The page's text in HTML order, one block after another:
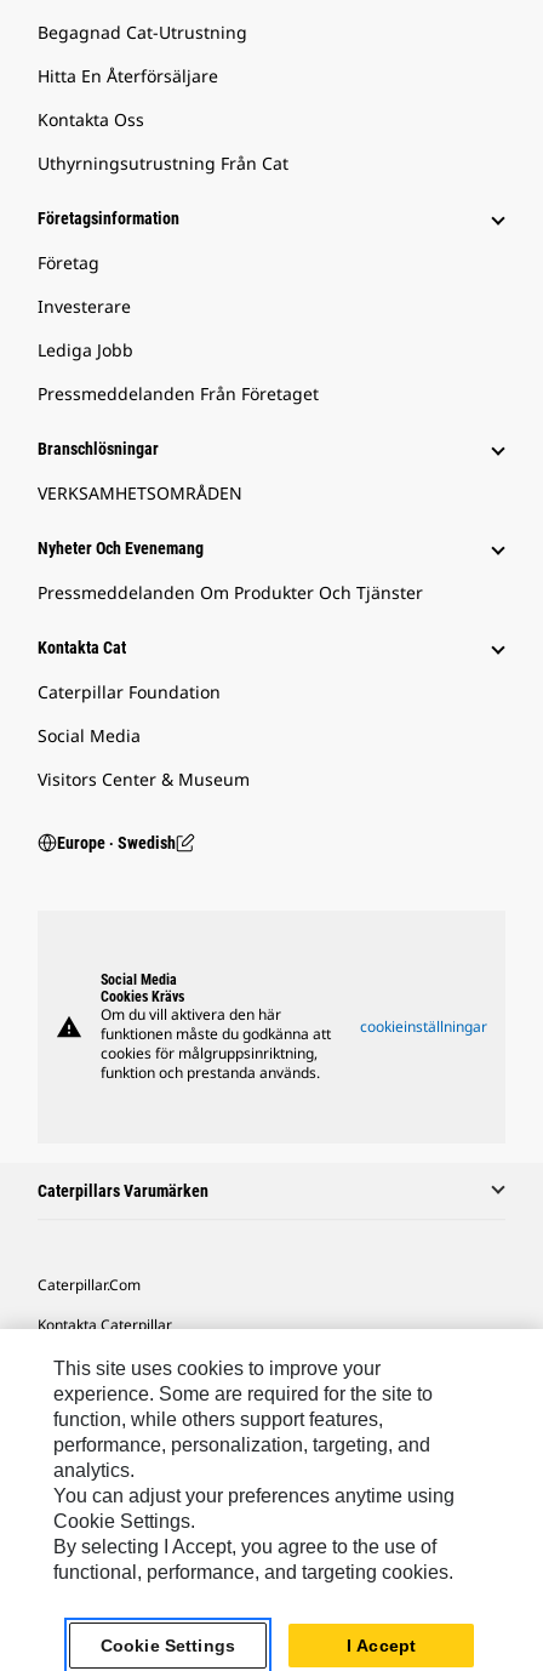
Begagnad Cat-Utrustning
Hitta En Återförsäljare
Kontakta Oss
Uthyrningsutrustning Från Cat
Företagsinformation
Företag
Investerare
Lediga Jobb
Pressmeddelanden Från Företaget
Branschlösningar
VERKSAMHETSOMRÅDEN
Nyheter Och Evenemang
Pressmeddelanden Om Produkter Och Tjänster
Kontakta Cat
Caterpillar Foundation
Social Media
Visitors Center & Museum
Europe ‧ Swedish
warning
Social Media
Cookies Krävs
Om du vill aktivera den här
funktionen måste du godkänna att
cookies för målgruppsinriktning,
funktion och prestanda används.
cookieinställningar
Caterpillars Varumärken
Caterpillar.com
Kontakta Caterpillar
Mina Marknadsföringspreferenser
Platskarta
Cookie Settings
Juridiskt
Sekretess
Europe-Swedish© 2026 Caterpillar. Med ensamrätt.
This site uses cookies to improve your
experience. Some are required for the site to
function, while others support features,
performance, personalization, targeting, and
analytics.
You can adjust your preferences anytime using
Cookie Settings.
By selecting I Accept, you agree to the use of
functional, performance, and targeting cookies.
Cookie Settings I Accept